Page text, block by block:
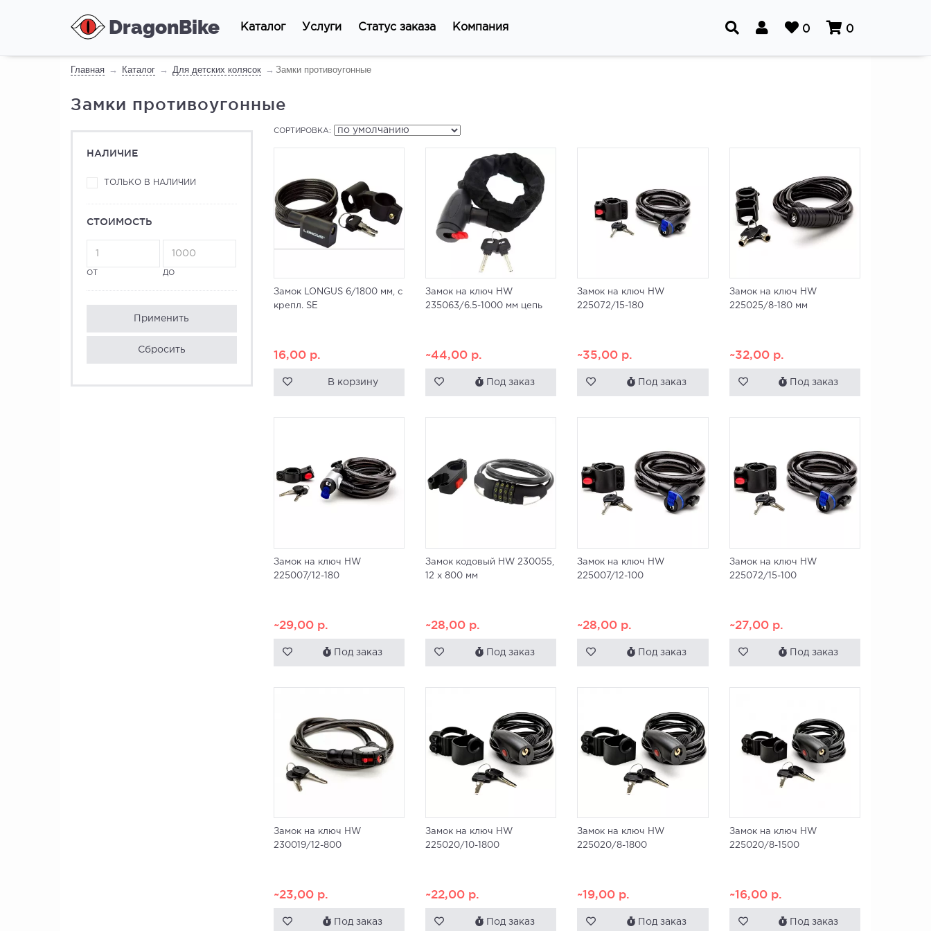
DragonBike 0 0
Каталог Услуги Статус заказа Компания
Главная Каталог Для детских колясок Замки противоугонные
Замки противоугонные
НАЛИЧИЕ
ТОЛЬКО В НАЛИЧИИ
СТОИМОСТЬ
ОТ ДО
Применить
Сбросить
СОРТИРОВКА:
Замок LONGUS 6/1800 мм, с
крепл. SE
16,00 р.
В корзину
Замок на ключ HW
235063/6.5-1000 мм цепь
~44,00 р.
Под заказ
Замок на ключ HW
225072/15-180
~35,00 р.
Под заказ
Замок на ключ HW
225025/8-180 мм
~32,00 р.
Под заказ
Замок на ключ HW
225007/12-180
~29,00 р.
Под заказ
Замок кодовый HW 230055,
12 х 800 мм
~28,00 р.
Под заказ
Замок на ключ HW
225007/12-100
~28,00 р.
Под заказ
Замок на ключ HW
225072/15-100
~27,00 р.
Под заказ
Замок на ключ HW
230019/12-800
~23,00 р.
Под заказ
Замок на ключ HW
225020/10-1800
~22,00 р.
Под заказ
Замок на ключ HW
225020/8-1800
~19,00 р.
Под заказ
Замок на ключ HW
225020/8-1500
~16,00 р.
Под заказ